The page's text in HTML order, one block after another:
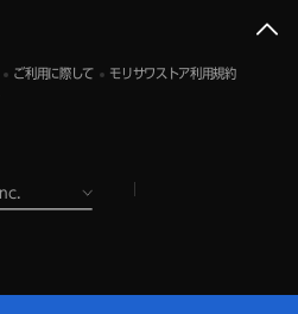
ご利用に際して モリサワストア利用規約